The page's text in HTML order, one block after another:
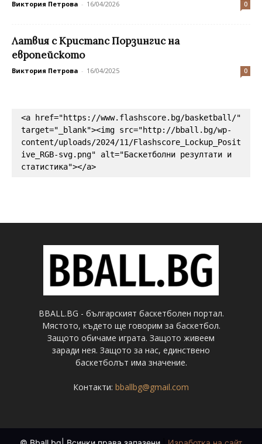
Виктория Петрова - 16/04/2026 0
Латвия с Кристапс Порзингис на
европейското
Виктория Петрова - 16/04/2025 0
<a href="https://www.flashscore.bg/basketball/"
target="_blank"><img src="http://bball.bg/wp-
content/uploads/2024/11/Flashscore_Lockup_Posit
ive_RGB-svg.png" alt="Баскетболни резултати и
статистика"></a>
BBALL.BG - българският баскетболен портал.
Мястото, където ще говорим за баскетбол.
Защото обичаме играта. Защото живеем
заради нея. Защото за нас, единствено
баскетболът има значение.
Контакти: bballbg@gmail.com